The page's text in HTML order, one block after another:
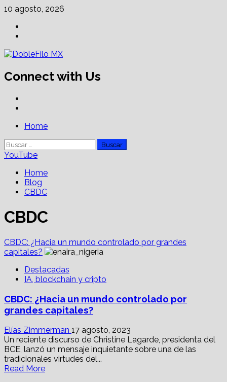
Skip
content
10 agosto, 2026
Connect with Us
PrimaryHome
Buscar:
YouTube
Home
Blog
CBDC
CBDC
CBDC: ¿Hacia un mundo controlado por grandes
capitales?
Destacadas
IA, blockchain y cripto
CBDC: ¿Hacia un mundo controlado por
grandes capitales?
Elías Zimmerman 17 agosto, 2023
Un reciente discurso de Christine Lagarde, presidenta del
BCE, lanzó un mensaje inquietante sobre una de las
tradicionales virtudes del...
Read MoreRead